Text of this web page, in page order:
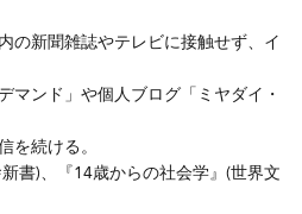
の新聞雑誌やテレビに接触せず、イ
マンド」や個人ブログ「ミヤダイ・
を続ける。
書)、『14歳からの社会学』(世界文